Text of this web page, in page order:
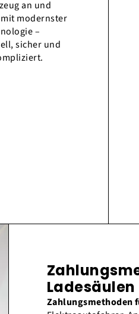
an und
modernster
–
sicher und
Ladesäulen
Zahlungsmethoden